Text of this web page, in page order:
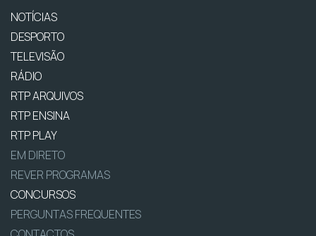
NOTÍCIAS
DESPORTO
TELEVISÃO
RÁDIO
RTP ARQUIVOS
RTP ENSINA
RTP PLAY
EM DIRETO
REVER PROGRAMAS
CONCURSOS
PERGUNTAS FREQUENTES